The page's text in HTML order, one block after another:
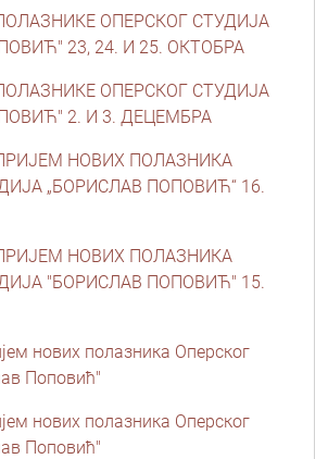
ОПЕРСКОГ СТУДИЈА
23, 24. И 25. ОКТОБРА
ОПЕРСКОГ СТУДИЈА
2. И 3. ДЕЦЕМБРА
НОВИХ ПОЛАЗНИКА
„БОРИСЛАВ ПОПОВИЋ“ 16.
НОВИХ ПОЛАЗНИКА
"БОРИСЛАВ ПОПОВИЋ" 15.
нових полазника Оперског
Поповић"
нових полазника Оперског
Поповић"